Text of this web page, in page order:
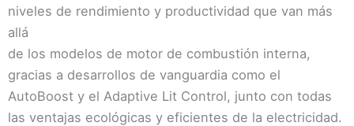
niveles de rendimiento y productividad que van más
allá
de los modelos de motor de combustión interna,
gracias a desarrollos de vanguardia como el
AutoBoost y el Adaptive Lit Control, junto con todas
las ventajas ecológicas y eficientes de la electricidad.